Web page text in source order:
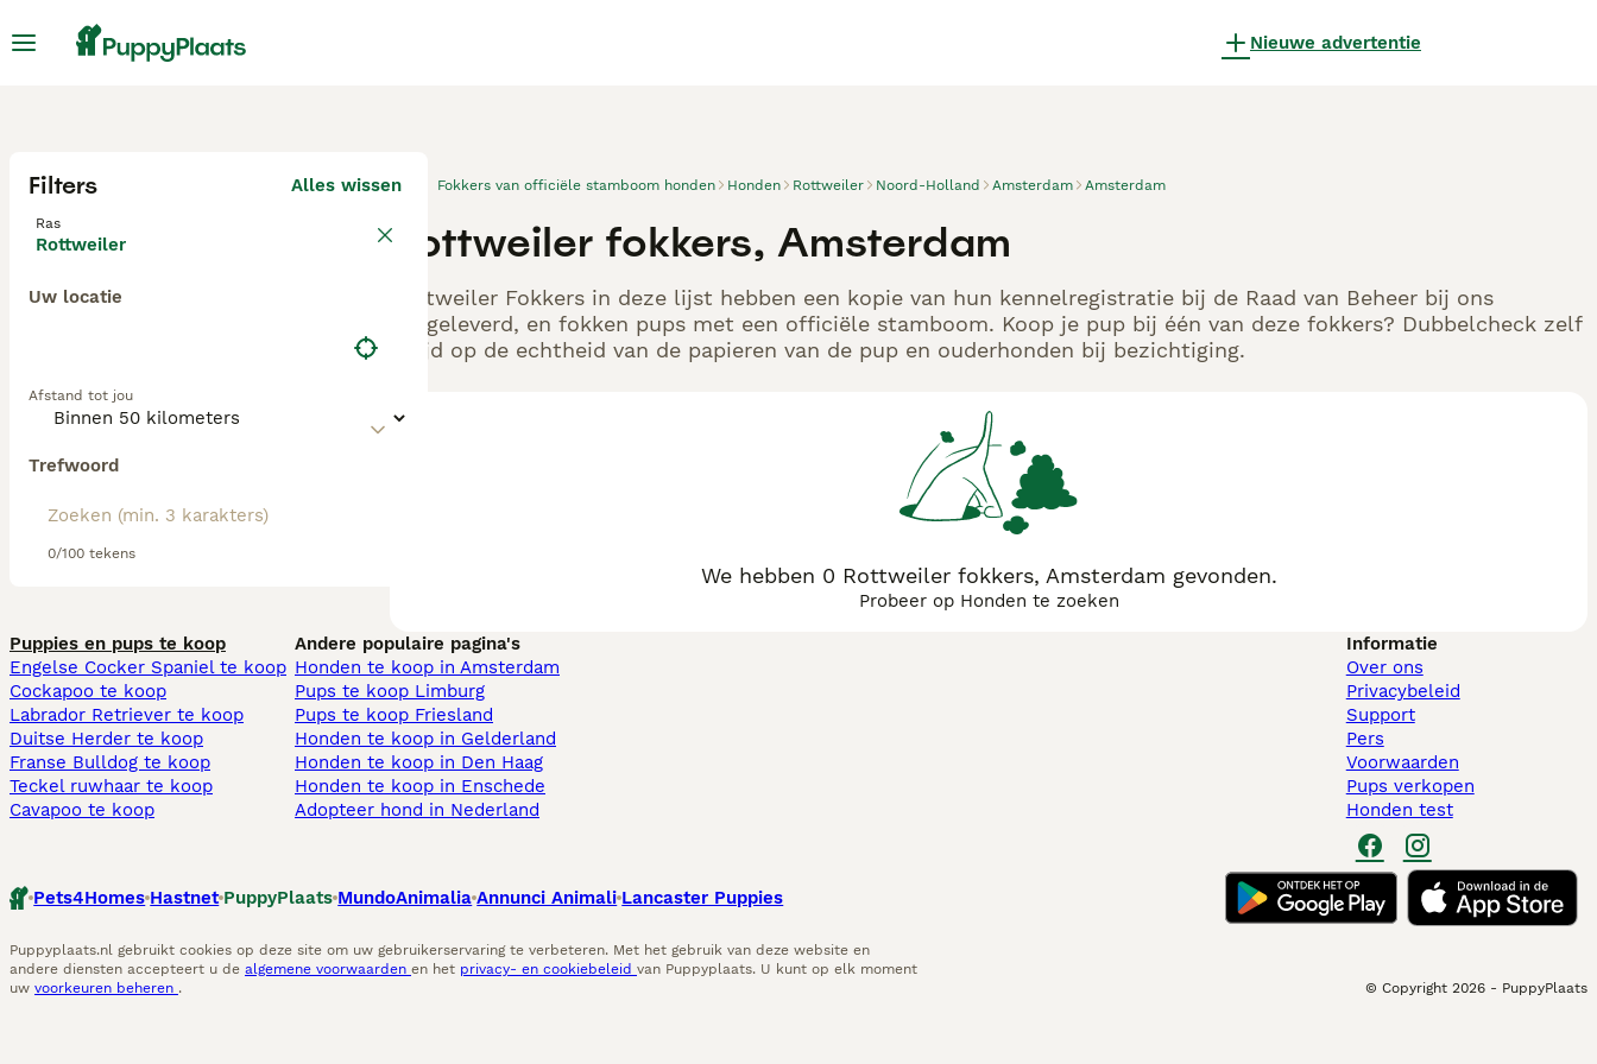
Nieuwe advertentie
Filters Alles wissen
Ras
Rottweiler
Uw locatie
Afstand tot jou
Trefwoord
0/100 tekens
Fokkers van officiële stamboom honden Honden Rottweiler Noord-Holland Amsterdam Amsterdam
Rottweiler fokkers, Amsterdam
Rottweiler Fokkers in deze lijst hebben een kopie van hun kennelregistratie bij de Raad van Beheer bij ons
aangeleverd, en fokken pups met een officiële stamboom. Koop je pup bij één van deze fokkers? Dubbelcheck zelf
altijd op de echtheid van de papieren van de pup en ouderhonden bij bezichtiging.
We hebben 0 Rottweiler fokkers, Amsterdam gevonden.
Probeer op Honden te zoeken
Puppies en pups te koop
Engelse Cocker Spaniel te koop
Cockapoo te koop
Labrador Retriever te koop
Duitse Herder te koop
Franse Bulldog te koop
Teckel ruwhaar te koop
Cavapoo te koop
Andere populaire pagina's
Honden te koop in Amsterdam
Pups te koop Limburg​
Pups te koop Friesland​
Honden te koop in Gelderland
Honden te koop in Den Haag
Honden te koop in Enschede
Adopteer hond in Nederland
Informatie
Over ons
Privacybeleid
Support
Pers
Voorwaarden
Pups verkopen
Honden test
Pets4Homes Hastnet PuppyPlaats MundoAnimalia Annunci Animali Lancaster Puppies
Puppyplaats.nl gebruikt cookies op deze site om uw gebruikerservaring te verbeteren. Met het gebruik van deze website en
andere diensten accepteert u de algemene voorwaarden en het privacy- en cookiebeleid van Puppyplaats. U kunt op elk moment
uw voorkeuren beheren . © Copyright 2026 - PuppyPlaats